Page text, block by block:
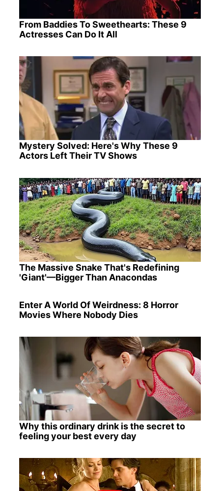
From Baddies To Sweethearts: These 9
Actresses Can Do It All
Mystery Solved: Here's Why These 9
Actors Left Their TV Shows
The Massive Snake That's Redefining
'Giant'—Bigger Than Anacondas
Enter A World Of Weirdness: 8 Horror
Movies Where Nobody Dies
Why this ordinary drink is the secret to
feeling your best every day